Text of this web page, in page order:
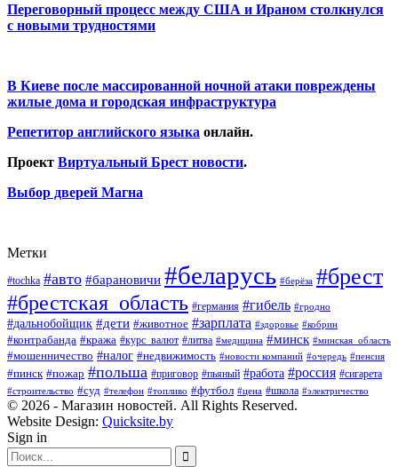
Переговорный процесс между США и Ираном столкнулся
с новыми трудностями
В Киеве после массированной ночной атаки повреждены
жилые дома и городская инфраструктура
Репетитор английского языка онлайн.
Проект Виртуальный Брест новости.
Выбор дверей Магна
Метки
#tochka #авто #барановичи #беларусь #берёза #брест
#брестская_область #германия #гибель #гродно
#дальнобойщик #дети #животное #зарплата #здоровье #кобрин
#контрабанда #кража #курс_валют #литва #медицина #минск #минская_область
#мошенничество #налог #недвижимость #новости компаний #очередь #пенсия
#пинск #пожар #польша #приговор #пьяный #работа #россия #сигарета
#строительство #суд #телефон #топливо #футбол #цена #школа #электричество
© 2026 - Магазин новостей. All Rights Reserved.
Website Design: Quicksite.by
Sign in